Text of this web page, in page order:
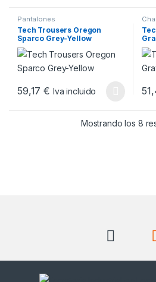
Pantalones
Tech Trousers Oregon
Sparco Grey-Yellow
59,17€ Iva incluido
Este producto tiene múltiples
Mostrando los 8